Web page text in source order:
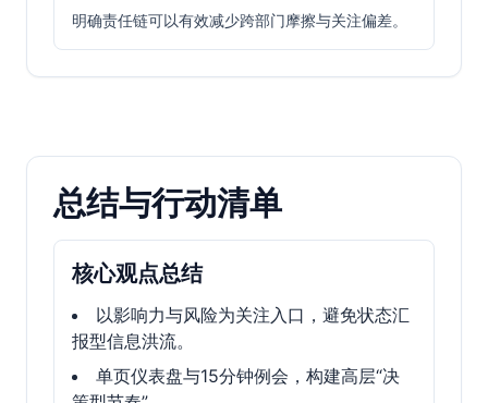
明确责任链可以有效减少跨部门摩擦与关注偏差。
总结与行动清单
核心观点总结
以影响力与风险为关注入口，避免状态汇
报型信息洪流。
单页仪表盘与15分钟例会，构建高层“决